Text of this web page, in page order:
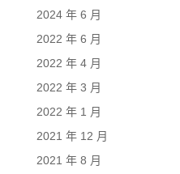
2024 年 6 月
2022 年 6 月
2022 年 4 月
2022 年 3 月
2022 年 1 月
2021 年 12 月
2021 年 8 月